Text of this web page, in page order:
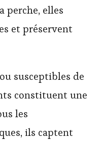
perche, elles
et préservent
susceptibles de
constituent une
les
ils captent